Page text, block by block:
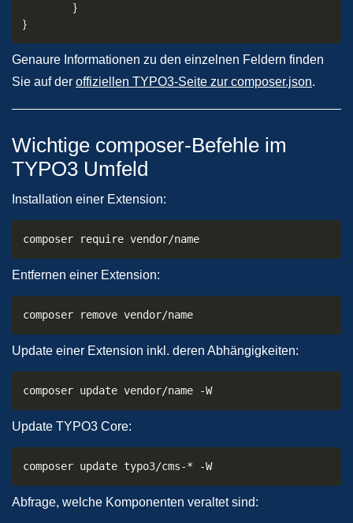
}
}
Genaure Informationen zu den einzelnen Feldern finden
Sie auf der offiziellen TYPO3-Seite zur composer.json.
Wichtige composer-Befehle im
TYPO3 Umfeld
Installation einer Extension:
composer require vendor/name
Entfernen einer Extension:
composer remove vendor/name
Update einer Extension inkl. deren Abhängigkeiten:
composer update vendor/name -W
Update TYPO3 Core:
composer update typo3/cms-* -W
Abfrage, welche Komponenten veraltet sind: